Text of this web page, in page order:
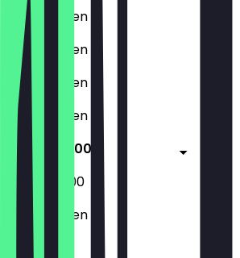
Geschlossen
Geschlossen
Geschlossen
Geschlossen
19:00 - 03:00
17:00 - 03:00
Geschlossen